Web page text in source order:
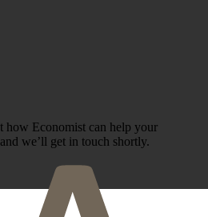
how Economist can help your
we’ll get in touch shortly.